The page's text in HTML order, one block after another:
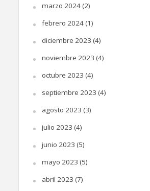
marzo 2024(2)
febrero 2024(1)
diciembre 2023 (4)
noviembre 2023 (4)
octubre 2023 (4)
septiembre 2023 (4)
agosto 2023 (3)
julio 2023 (4)
junio 2023 (5)
mayo 2023 (5)
abril 2023 (7)